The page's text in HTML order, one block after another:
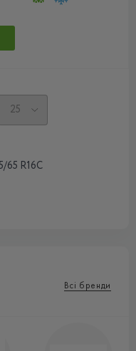
65 R16С
Всі бренди